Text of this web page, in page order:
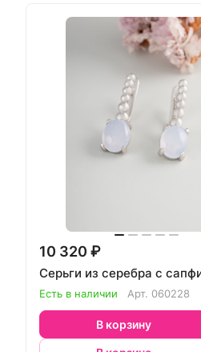
10 320 ₽
Серьги из серебра с
Есть в наличии Арт. 060228
В корзину